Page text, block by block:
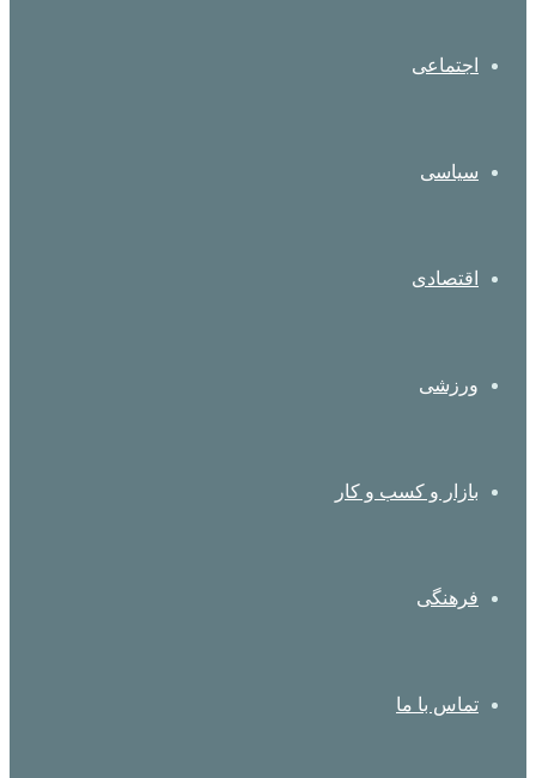
اجتماعی
سیاسی
اقتصادی
ورزشی
بازار و کسب و کار
فرهنگی
تماس با ما